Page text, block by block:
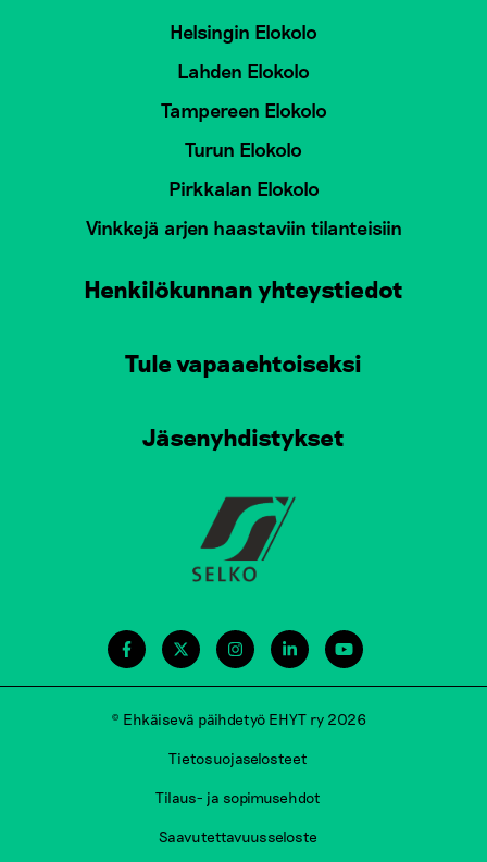
Helsingin Elokolo
Lahden Elokolo
Tampereen Elokolo
Turun Elokolo
Pirkkalan Elokolo
Vinkkejä arjen haastaviin tilanteisiin
Henkilökunnan yhteystiedot
Tule vapaaehtoiseksi
Jäsenyhdistykset
© Ehkäisevä päihdetyö EHYT ry 2026
Tietosuojaselosteet
Tilaus- ja sopimusehdot
Saavutettavuusseloste